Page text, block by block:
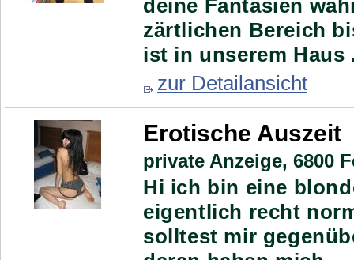
deine Fantasien
zärtlichen Bereich
ist in unserem Haus
zur Detailansicht
Erotische Auszeit
private Anzeige, 6800
Hi ich bin eine
eigentlich recht
solltest mir